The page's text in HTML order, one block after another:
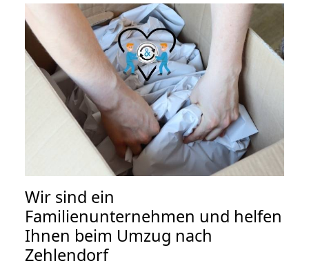
Wir sind ein
Familienunternehmen und helfen
Ihnen beim Umzug nach
Zehlendorf